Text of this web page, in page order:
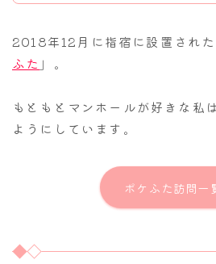
2018年12月に指宿に設置され
ふた 」。
もともとマンホールが好きな私
ようにしています。
ポケふた訪問一